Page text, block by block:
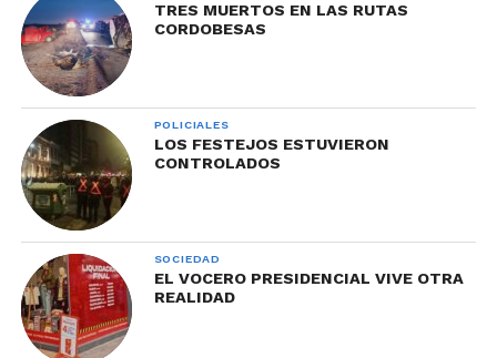
TRES MUERTOS EN LAS RUTAS
CORDOBESAS
POLICIALES
LOS FESTEJOS ESTUVIERON
CONTROLADOS
SOCIEDAD
EL VOCERO PRESIDENCIAL VIVE OTRA
REALIDAD